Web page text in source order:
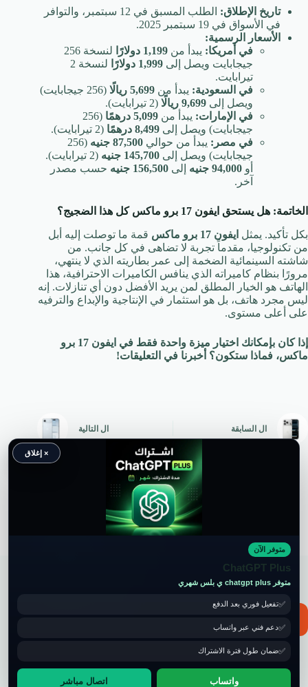
تاريخ الإطلاق:
الطلب المسبق في 12 سبتمبر، والتوافر
في الأسواق في 19 سبتمبر 2025.
الأسعار الرسمية:
في أمريكا: يبدأ من 1,199 دولارًا
لنسخة 256
جيجابايت ويصل إلى 1,999 دولارًا
لنسخة 2
تيرابايت.
في السعودية: يبدأ من 5,699 ريالًا
(256 جيجابايت)
ويصل إلى 9,699 ريالًا
(2 تيرابايت).
في الإمارات: يبدأ من 5,099 درهمًا
(256
جيجابايت) ويصل إلى 8,499 درهمًا
(2 تيرابايت).
في مصر: يبدأ من حوالي 87,500 جنيه
(256
جيجابايت) ويصل إلى 145,700 جنيه
(2 تيرابايت).
أو 94,000 جنيه إلى 156,500 جنيه
حسب مصدر
آخر.
الخاتمة: هل يستحق ايفون 17 برو ماكس كل هذا الضجيج؟
بكل تأكيد. يمثل ايفون 17 برو ماكس
قمة ما توصلت إليه أبل
من تكنولوجيا، مقدماً تجربة لا تضاهى في كل جانب. من
شاشته السينمائية الضخمة إلى عمر بطاريته الذي لا ينتهي،
مرورًا بنظام كاميراته الذي ينافس الكاميرات الاحترافية، هذا
الهاتف هو الخيار المطلق لمن يريد الأفضل دون أي تنازلات. إنه
ليس مجرد هاتف، بل هو استثمار في الإنتاجية والإبداع والترفيه
على أعلى مستوى.
إذا كان بإمكانك اختيار ميزة واحدة فقط في ايفون 17 برو
ماكس، فماذا ستكون؟ أخبرنا في التعليقات!
ال السابقة ال التالية
حقوق النشر محفوظة لموقع ويكي موب
× إغلاق
متوفر الآن
ChatGPT Plus
متوفر chatgpt plus ي بلس شهري
تفعيل فوري بعد الدفع
دعم فني عبر واتساب
ضمان طول فترة الاشتراك
واتساب اتصال مباشر